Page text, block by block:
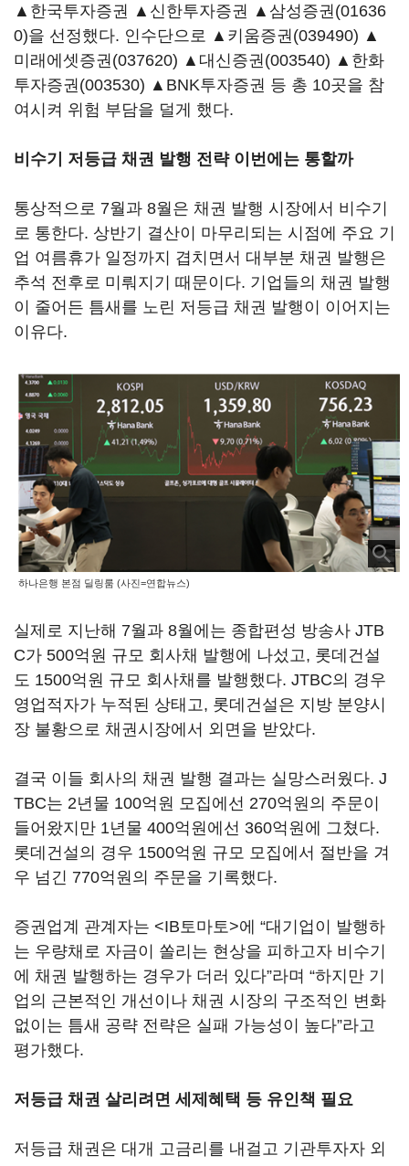
▲한국투자증권 ▲신한투자증권 ▲ 삼성증권(01636
0)을 선정했다. 인수단으로 ▲ 키움증권(039490) ▲
미래에셋증권(037620) ▲ 대신증권(003540) ▲ 한화
투자증권(003530) ▲BNK투자증권 등 총 10곳을 참
여시켜 위험 부담을 덜게 했다.
비수기 저등급 채권 발행 전략 이번에는 통할까
통상적으로 7월과 8월은 채권 발행 시장에서 비수기
로 통한다. 상반기 결산이 마무리되는 시점에 주요 기
업 여름휴가 일정까지 겹치면서 대부분 채권 발행은
추석 전후로 미뤄지기 때문이다. 기업들의 채권 발행
이 줄어든 틈새를 노린 저등급 채권 발행이 이어지는
이유다.
하나은행 본점 딜링룸 (사진=연합뉴스)
실제로 지난해 7월과 8월에는 종합편성 방송사 JTB
C가 500억원 규모 회사채 발행에 나섰고, 롯데건설
도 1500억원 규모 회사채를 발행했다. JTBC의 경우
영업적자가 누적된 상태고, 롯데건설은 지방 분양시
장 불황으로 채권시장에서 외면을 받았다.
결국 이들 회사의 채권 발행 결과는 실망스러웠다. J
TBC는 2년물 100억원 모집에선 270억원의 주문이
들어왔지만 1년물 400억원에선 360억원에 그쳤다.
롯데건설의 경우 1500억원 규모 모집에서 절반을 겨
우 넘긴 770억원의 주문을 기록했다.
증권업계 관계자는 <IB토마토>에 “대기업이 발행하
는 우량채로 자금이 쏠리는 현상을 피하고자 비수기
에 채권 발행하는 경우가 더러 있다”라며 “하지만 기
업의 근본적인 개선이나 채권 시장의 구조적인 변화
없이는 틈새 공략 전략은 실패 가능성이 높다”라고
평가했다.
저등급 채권 살리려면 세제혜택 등 유인책 필요
저등급 채권은 대개 고금리를 내걸고 기관투자자 외